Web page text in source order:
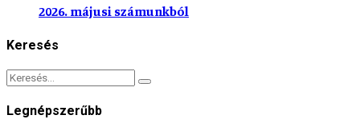
2026. májusi számunkból
Keresés
Legnépszerűbb